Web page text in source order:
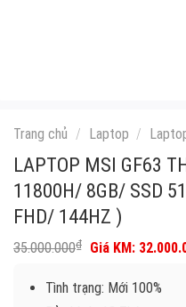
Trang chủ / Laptop /
LAPTOP MSI GF63
11800H/ 8GB/ SSD
FHD/ 144HZ )
35.000.000₫
Giá
35.000.000₫.
Tình trạng: Mới 100%